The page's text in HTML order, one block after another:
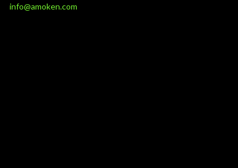
info@amoken.com